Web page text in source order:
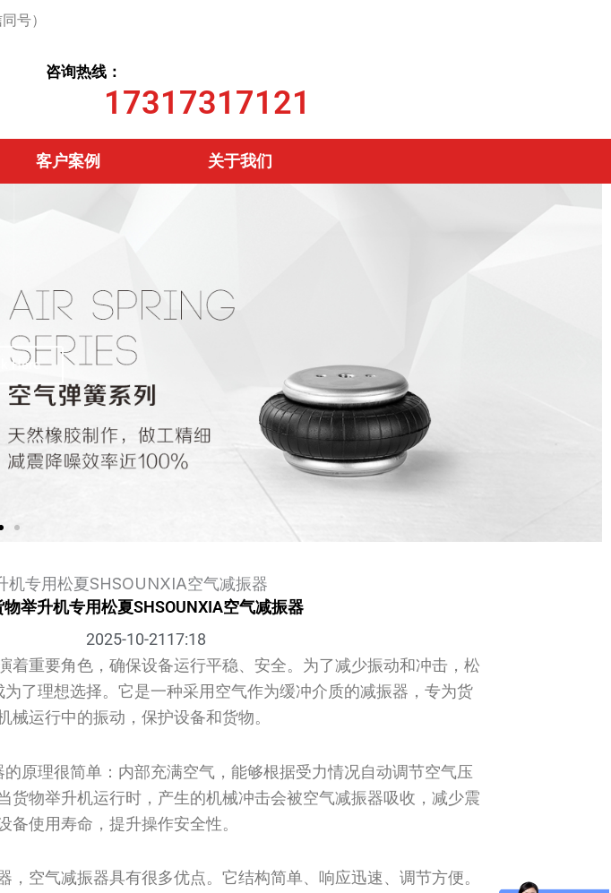
号）
咨询热线：
17317317121
客户案例 关于我们
Here
机专用松夏SHSOUNXIA空气减振器
物举升机专用松夏SHSOUNXIA空气减振器
2025-10-2117:18
着重要角色，确保设备运行平稳、安全。为了减少振动和冲击，松
为了理想选择。它是一种采用空气作为缓冲介质的减振器，专为货
械运行中的振动，保护设备和货物。
的原理很简单：内部充满空气，能够根据受力情况自动调节空气压
货物举升机运行时，产生的机械冲击会被空气减振器吸收，减少震
备使用寿命，提升操作安全性。
，空气减振器具有很多优点。它结构简单、响应迅速、调节方便。